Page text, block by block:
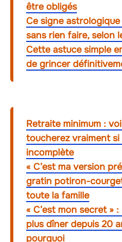
être obligés
Ce signe
sans rien faire, selon
Cette astuce simple
de grincer
Retraite minimum :
toucherez vraiment
incomplète
« C’est ma version
gratin potiron-
toute la famille
« C’est mon secret »
plus dîner depuis 20
pourquoi